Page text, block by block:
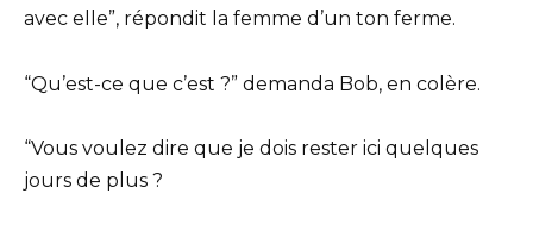
avec elle”, répondit la femme d’un ton ferme.
“Qu’est-ce que c’est ?” demanda Bob, en colère.
“Vous voulez dire que je dois rester ici quelques
jours de plus ?